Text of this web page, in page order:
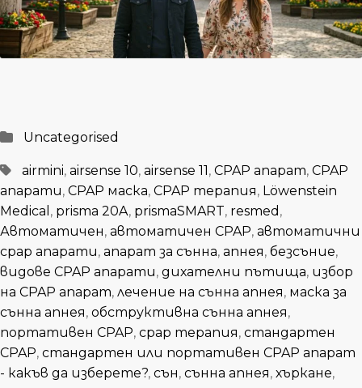
Posted
Uncategorised
Tagged
airmini, airsense 10, airsense 11, CPAP апарат, CPAP
апарати, CPAP маска, CPAP терапия, Löwenstein
Medical , prisma 20A, prismaSMART, resmed ,
Автоматичен, автоматичен CPAP, автоматични
cpap апарати, апарат за сънна, апнея, безсъние,
видове CPAP апарати, дихателни пътища, избор
на CPAP апарат, лечение на сънна апнея, маска за
сънна апнея, обструктивна сънна апнея,
портативен CPAP, срар терапия, стандартен
CPAP, стандартен или портативен CPAP апарат
- какъв да изберете?, сън, сънна апнея, хъркане,